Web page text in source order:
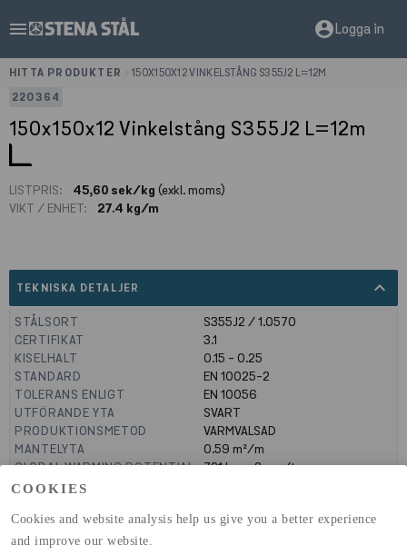
COOKIES
Cookies and website analysis help us give you a better experience
and improve our website.
menu account_circleLogga in
HITTA PRODUKTER
150X150X12 VINKELSTÅNG S355J2 L=12M
220364
150x150x12 Vinkelstång S355J2 L=12m
LISTPRIS: 45,60 sek/kg (exkl. moms)
VIKT / ENHET:
27.4 kg/m
TEKNISKA DETALJER expand_less
STÅLSORT
S355J2 / 1.0570
CERTIFIKAT
3.1
KISELHALT
0.15 - 0.25
STANDARD
EN 10025-2
TOLERANS ENLIGT
EN 10056
UTFÖRANDE YTA
SVART
PRODUKTIONSMETOD
VARMVALSAD
MANTELYTA
0.59 m²/m
GLOBAL WARMING POTENTIAL
(A1-A3)
721kg co2-eq./ton
(A4)